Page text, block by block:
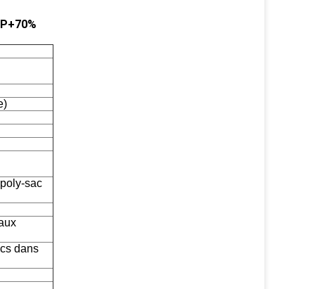
sac
dans